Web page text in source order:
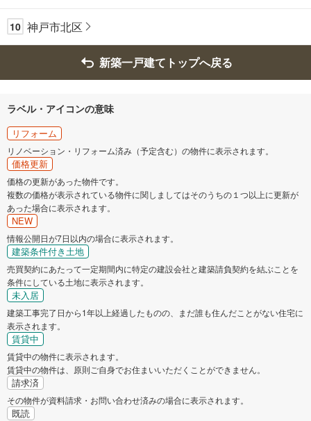
10 神戸市北区
新築一戸建てトップへ戻る
ラベル・アイコンの意味
リフォーム
リノベーション・リフォーム済み（予定含む）の物件に表示されます。
価格更新
価格の更新があった物件です。
複数の価格が表示されている物件に関しましてはそのうちの１つ以上に更新が
あった場合に表示されます。
NEW
情報公開日が7日以内の場合に表示されます。
建築条件付き土地
売買契約にあたって一定期間内に特定の建設会社と建築請負契約を結ぶことを
条件にしている土地に表示されます。
未入居
建築工事完了日から1年以上経過したものの、まだ誰も住んだことがない住宅に
表示されます。
賃貸中
賃貸中の物件に表示されます。
賃貸中の物件は、原則ご自身でお住まいいただくことができません。
請求済
その物件が資料請求・お問い合わせ済みの場合に表示されます。
既読